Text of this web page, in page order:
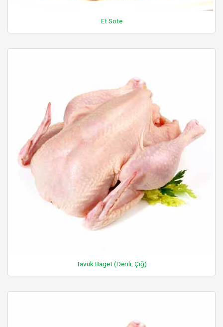
Et Sote
Tavuk Baget (Derili, Çiğ)